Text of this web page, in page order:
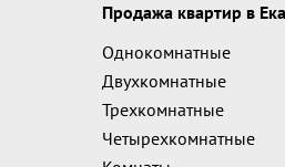
Продажа квартир в
Однокомнатные
Двухкомнатные
Трехкомнатные
Четырехкомнатные